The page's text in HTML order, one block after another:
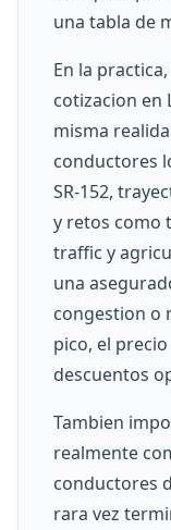
una tabla de
En la
cotizacion en
misma
conductores
SR-152,
y retos como
traffic y
una
congestion o
pico, el
descuentos
Tambien
realmente
conductores
rara vez